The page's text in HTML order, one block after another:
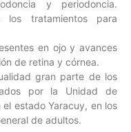
y periodoncia.
los tratamientos para
en ojo y avances
de retina y córnea.
gran parte de los
por la Unidad de
estado Yaracuy, en los
de adultos.